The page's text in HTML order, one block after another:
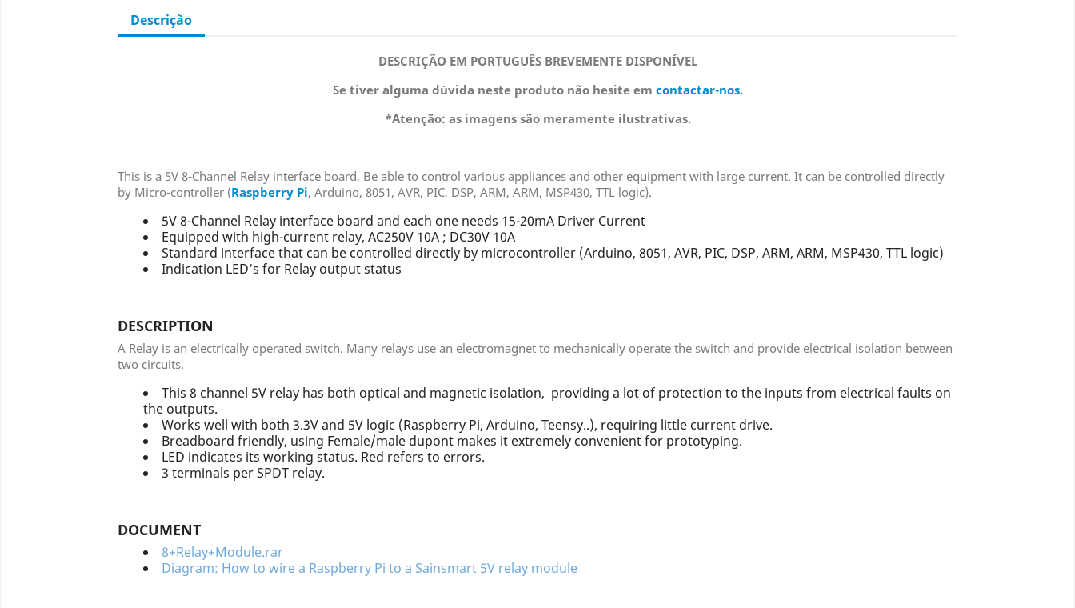
Descrição
DESCRIÇÃO EM PORTUGUÊS BREVEMENTE DISPONÍVEL
Se tiver alguma dúvida neste produto não hesite em contactar-nos.
*Atenção: as imagens são meramente ilustrativas.
This is a 5V 8-Channel Relay interface board, Be able to control various appliances and other equipment with large current. It can be controlled directly
by Micro-controller (Raspberry Pi, Arduino, 8051, AVR, PIC, DSP, ARM, ARM, MSP430, TTL logic).
5V 8-Channel Relay interface board and each one needs 15-20mA Driver Current
Equipped with high-current relay, AC250V 10A ; DC30V 10A
Standard interface that can be controlled directly by microcontroller (Arduino, 8051, AVR, PIC, DSP, ARM, ARM, MSP430, TTL logic)
Indication LED’s for Relay output status
DESCRIPTION
A Relay is an electrically operated switch. Many relays use an electromagnet to mechanically operate the switch and provide electrical isolation between
two circuits.
This 8 channel 5V relay has both optical and magnetic isolation, providing a lot of protection to the inputs from electrical faults on
the outputs.
Works well with both 3.3V and 5V logic (Raspberry Pi, Arduino, Teensy..), requiring little current drive.
Breadboard friendly, using Female/male dupont makes it extremely convenient for prototyping.
LED indicates its working status. Red refers to errors.
3 terminals per SPDT relay.
DOCUMENT
8+Relay+Module.rar
Diagram: How to wire a Raspberry Pi to a Sainsmart 5V relay module